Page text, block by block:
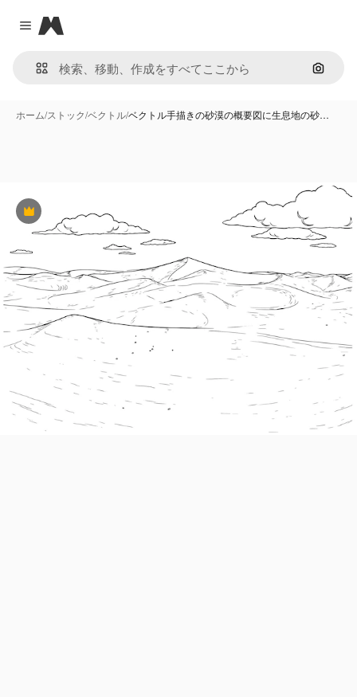
Close menu
Magnific
画像で
ホーム/ストック/ベクトル/ベクトル手描きの砂漠の概要図に生息地の砂…
Premium